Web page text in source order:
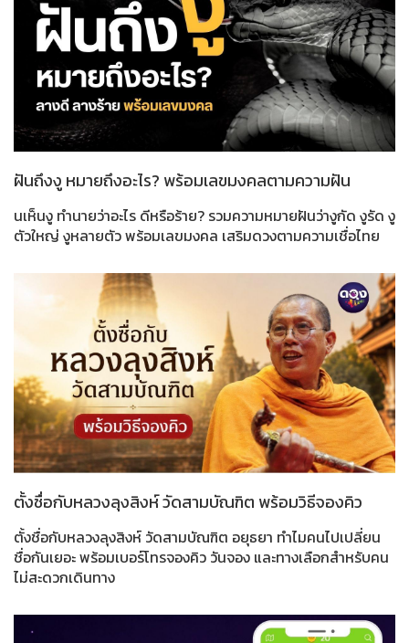
ฝันถึงงู หมายถึงอะไร? พร้อมเลขมงคลตามความฝัน
นเห็นงู ทำนายว่าอะไร ดีหรือร้าย? รวมความหมายฝันว่างูกัด งูรัด งู
ตัวใหญ่ งูหลายตัว พร้อมเลขมงคล เสริมดวงตามความเชื่อไทย
ตั้งชื่อกับหลวงลุงสิงห์ วัดสามบัณฑิต พร้อมวิธีจองคิว
ตั้งชื่อกับหลวงลุงสิงห์ วัดสามบัณฑิต อยุธยา ทำไมคนไปเปลี่ยน
ชื่อกันเยอะ พร้อมเบอร์โทรจองคิว วันจอง และทางเลือกสำหรับคน
ไม่สะดวกเดินทาง